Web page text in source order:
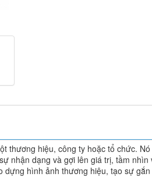
thương hiệu, công ty hoặc tổ chức. Nó
nhận dạng và gợi lên giá trị, tầm nhìn
dựng hình ảnh thương hiệu, tạo sự